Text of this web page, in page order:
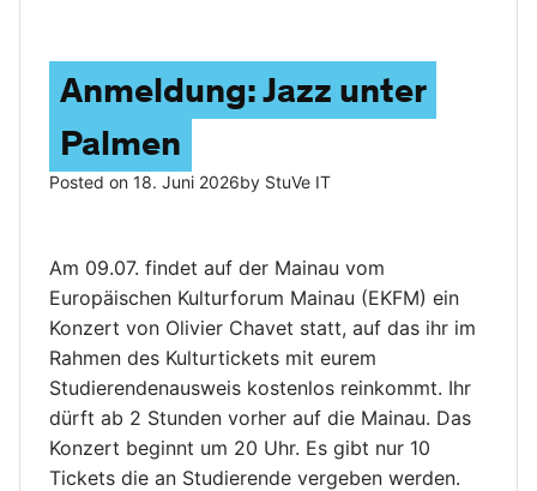
Anmeldung: Jazz unter
Palmen
Posted on 18. Juni 2026by StuVe IT
Am 09.07. findet auf der Mainau vom
Europäischen Kulturforum Mainau (EKFM) ein
Konzert von Olivier Chavet statt, auf das ihr im
Rahmen des Kulturtickets mit eurem
Studierendenausweis kostenlos reinkommt. Ihr
dürft ab 2 Stunden vorher auf die Mainau. Das
Konzert beginnt um 20 Uhr. Es gibt nur 10
Tickets die an Studierende vergeben werden.